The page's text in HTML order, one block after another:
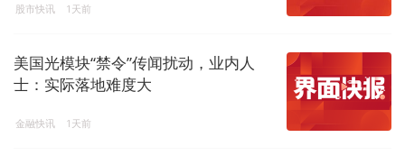
股市快讯 1天前
美国光模块“禁令”传闻扰动，业内人
士：实际落地难度大
金融快讯 1天前